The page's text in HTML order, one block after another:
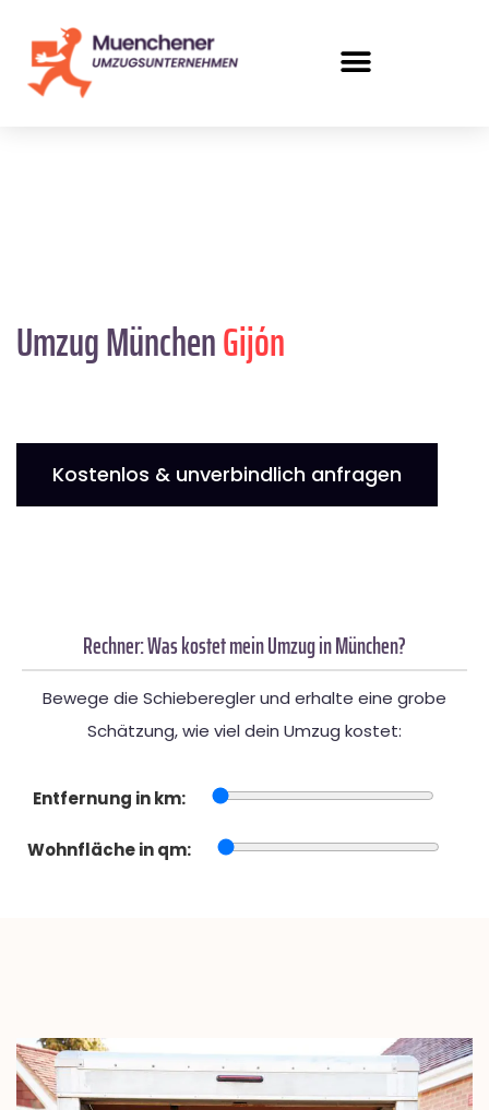
Umzug MünchenGijón
Kostenlos & unverbindlich anfragen
Rechner: Was kostet mein Umzug in München?
Bewege die Schieberegler und erhalte eine grobe
Schätzung, wie viel dein Umzug kostet:
Entfernung in km:
Wohnfläche in qm: